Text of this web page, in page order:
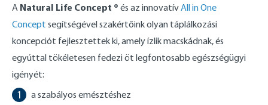
A Natural Life Concept ® és az innovatív All in One
Concept segítségével szakértőink olyan táplálkozási
koncepciót fejlesztettek ki, amely ízlik macskádnak, és
egyúttal tökéletesen fedezi öt legfontosabb egészségügyi
igényét:
a szabályos emésztéshez